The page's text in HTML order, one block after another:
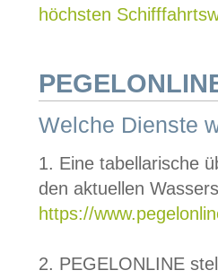
höchsten
Welche Dienste
1. Eine tabellarische
den aktuellen
https://
2. PEGELONLINE